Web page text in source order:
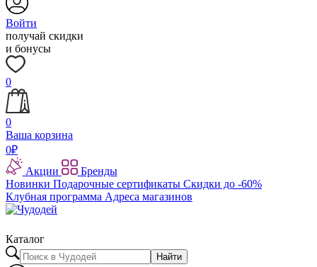
Войти
получай скидки
и бонусы
0
0
Ваша корзина
0₽
Акции
Бренды
Новинки Подарочные сертификаты Скидки до -60%
Клубная программа Адреса магазинов
Каталог
Найти